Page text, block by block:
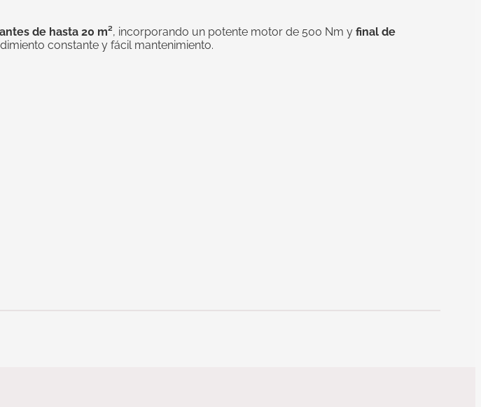
de hasta 20 m², incorporando un potente motor de 500 Nm y final de
constante y fácil mantenimiento.